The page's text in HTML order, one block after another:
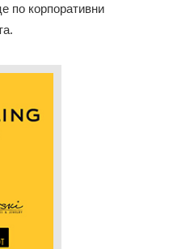
по корпоративни